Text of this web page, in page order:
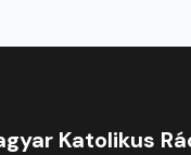
Katolikus